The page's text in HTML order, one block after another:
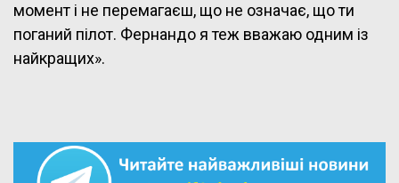
момент і не перемагаєш, що не означає, що ти
поганий пілот. Фернандо я теж вважаю одним із
найкращих».